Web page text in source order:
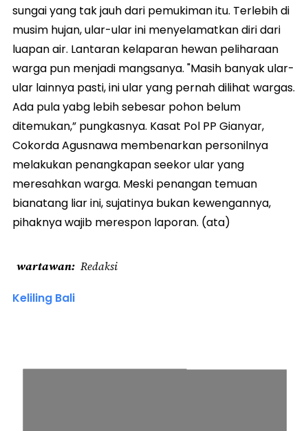
sungai yang tak jauh dari pemukiman itu. Terlebih di
musim hujan, ular-ular ini menyelamatkan diri dari
luapan air. Lantaran kelaparan hewan peliharaan
warga pun menjadi mangsanya. "Masih banyak ular-
ular lainnya pasti, ini ular yang pernah dilihat wargas.
Ada pula yabg lebih sebesar pohon belum
ditemukan,” pungkasnya. Kasat Pol PP Gianyar,
Cokorda Agusnawa membenarkan personilnya
melakukan penangkapan seekor ular yang
meresahkan warga. Meski penangan temuan
bianatang liar ini, sujatinya bukan kewengannya,
pihaknya wajib merespon laporan. (ata)
wartawan Redaksi
Keliling Bali